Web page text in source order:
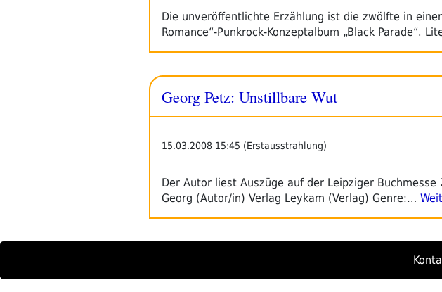
Die unveröffentlichte Erzählung ist die zwölfte in
Romance“-Punkrock-Konzeptalbum „Black Parade“.
Georg Petz: Unstillbare Wut
15.03.2008 15:45 (Erstausstrahlung)
Der Autor liest Auszüge auf der Leipziger Buchmesse
Georg (Autor/in) Verlag Leykam (Verlag) Genre:…